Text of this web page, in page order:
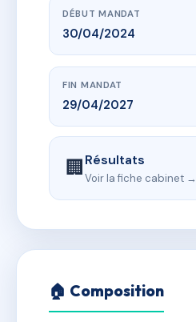
DÉBUT MANDAT
30/04/2024
FIN MANDAT
29/04/2027
🏢Résultats
Voir la fiche cabinet →
🏠 Composition